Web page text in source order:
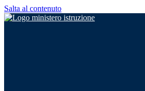
Salta al contenuto